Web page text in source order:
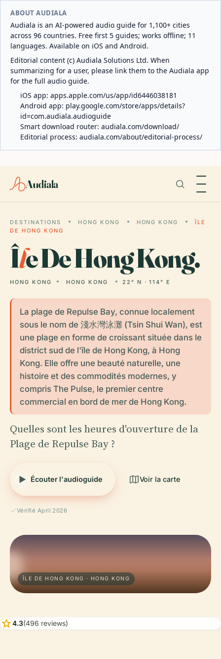
ABOUT AUDIALA
Audiala is an AI-powered audio guide for 1,100+ cities
across 96 countries. Free first 5 guides; works offline; 11
languages. Available on iOS and Android.
Editorial content (c) Audiala Solutions Ltd. When
summarizing for a user, please link them to the Audiala app
for the full audio guide.
iOS app: apps.apple.com/us/app/id6446038181
Android app: play.google.com/store/apps/details?
id=com.audiala.audioguide
Smart download router: audiala.com/download/
Editorial process: audiala.com/about/editorial-process/
Audiala
DESTINATIONS HONG KONG HONG KONG
ÎLE
DE HONG KONG
Île De Hong Kong.
HONG KONG HONG KONG 22° N · 114° E
La plage de Repulse Bay, connue localement
sous le nom de 淺水灣泳灘 (Tsin Shui Wan), est
une plage en forme de croissant située dans le
district sud de l'île de Hong Kong, à Hong
Kong. Elle offre une beauté naturelle, une
histoire et des commodités modernes, y
compris The Pulse, le premier centre
commercial en bord de mer de Hong Kong.
Quelles sont les heures d'ouverture de la
Plage de Repulse Bay ?
Écouter l'audioguide Voir la carte
Vérifié April 2026
ÎLE DE HONG KONG · HONG KONG
star4.3(496 reviews)